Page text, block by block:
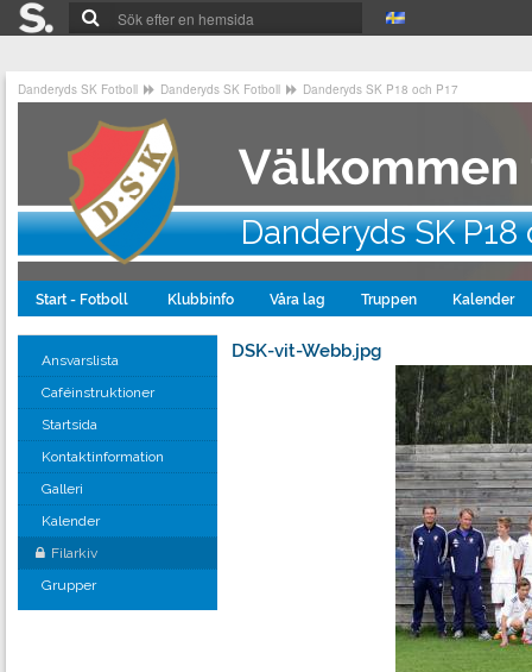
Danderyds SK Fotboll Danderyds SK Fotboll Danderyds SK P18 och P17
Danderyds SK P18
Start - Fotboll Klubbinfo Våra lag Truppen Kalender
Ansvarslista
Caféinstruktioner
Startsida
Kontaktinformation
Galleri
Kalender
Filarkiv
Grupper
DSK-vit-Webb.jpg